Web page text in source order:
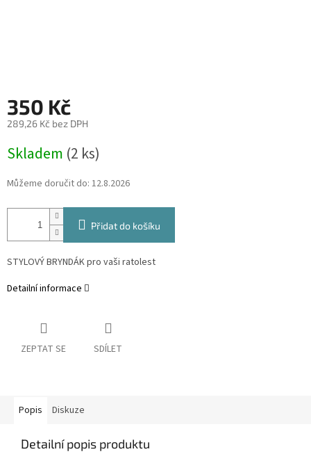
350 Kč
289,26 Kč bez DPH
cena:
Skladem (2 ks)
Můžeme doručit do: 12.8.2026
Přidat do košíku
STYLOVÝ BRYNDÁK pro vaši ratolest
Detailní informace
ZEPTAT SE SDÍLET
Popis Diskuze
Detailní popis produktu